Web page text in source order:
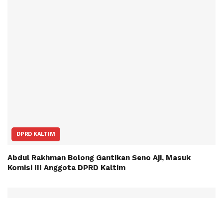
DPRD KALTIM
Abdul Rakhman Bolong Gantikan Seno Aji, Masuk
Komisi III Anggota DPRD Kaltim